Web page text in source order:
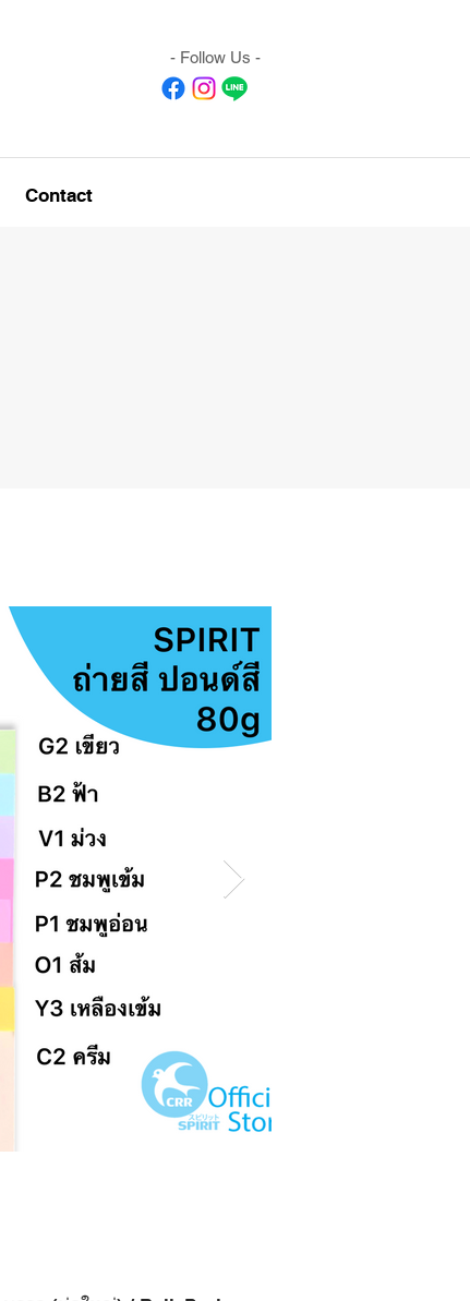
- Follow Us -
Contact